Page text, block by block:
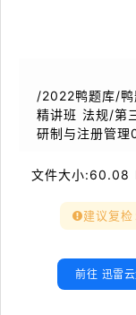
/2022鸭题库/
精讲班 法规/第
研制与注册管
文件大小:60.08
建议复检
前往 迅雷